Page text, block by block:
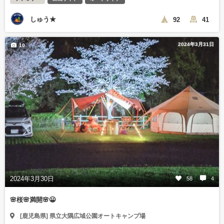
しゅう★ 92 41
2024年3月31日
2024年3月30日 58 4
10
🌸桜🌸満開🌸😀
[鹿児島県] 県立大隅広域公園オートキャンプ場